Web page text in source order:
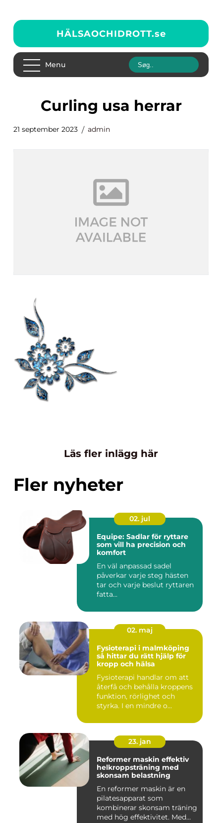
HÄLSAOCHIDROTT.se
Menu
curling usa herrar
21 september 2023 admin
Läs fler inlägg här
Fler nyheter
02. jul
Equipe: Sadlar för ryttare
som vill ha precision och
komfort
En väl anpassad sadel
påverkar varje steg hästen
tar och varje beslut ryttaren
fatta...
02. maj
Fysioterapi i malmköping
så hittar du rätt hjälp för
kropp och hälsa
Fysioterapi handlar om att
återfå och behålla kroppens
funktion, rörlighet och
styrka. I en mindre o...
23. jan
Reformer maskin effektiv
helkroppsträning med
skonsam belastning
En reformer maskin är en
pilatesapparat som
kombinerar skonsam träning
med hög effektivitet. Med